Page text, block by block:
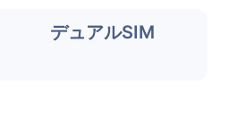
デュアルSIM